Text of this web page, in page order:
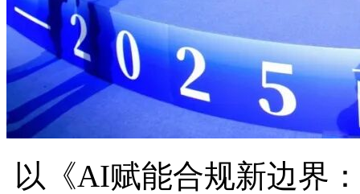
以《AI赋能合规新边界